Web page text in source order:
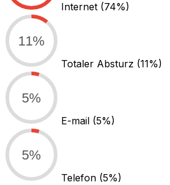
Internet (74%)
11%
Totaler Absturz (11%)
5%
E-mail (5%)
5%
Telefon (5%)